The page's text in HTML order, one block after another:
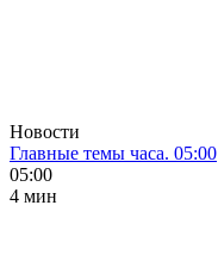
Новости
Главные темы часа. 05:00
05:00
4 мин